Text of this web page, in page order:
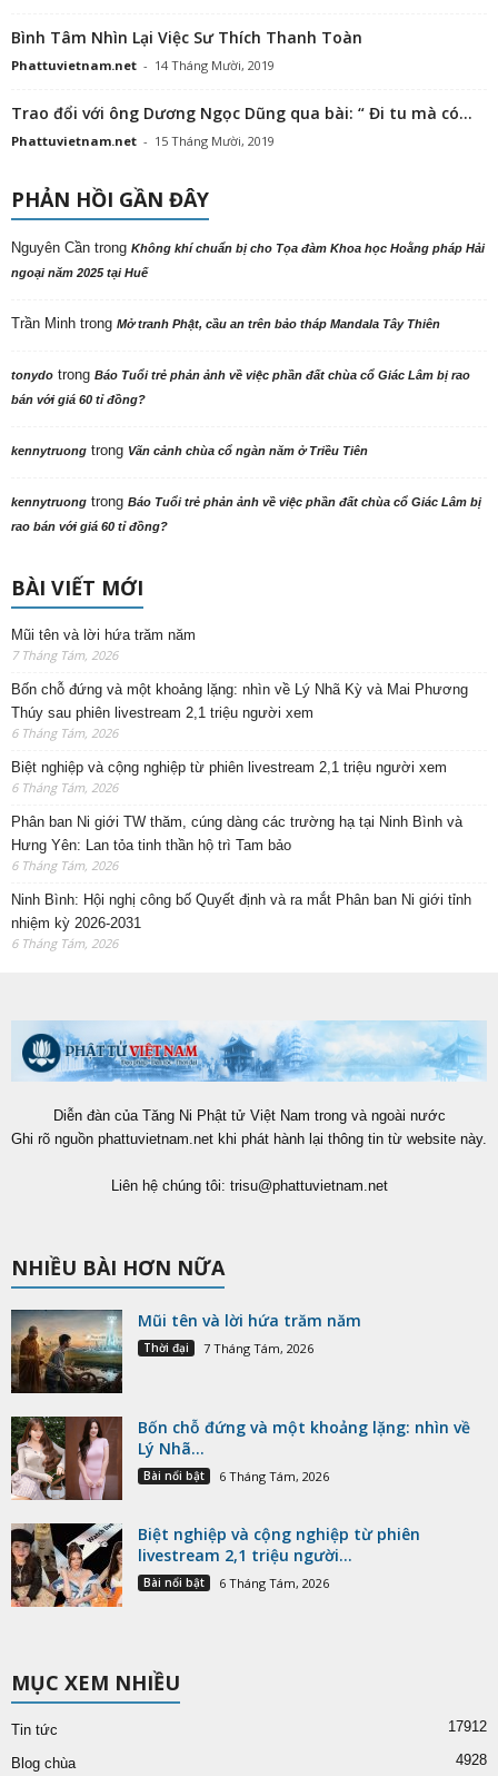
Bình Tâm Nhìn Lại Việc Sư Thích Thanh Toàn
Phattuvietnam.net - 14 Tháng Mười, 2019
Trao đổi với ông Dương Ngọc Dũng qua bài: “ Đi tu mà có...
Phattuvietnam.net - 15 Tháng Mười, 2019
PHẢN HỒI GẦN ĐÂY
Nguyên Cần trong Không khí chuẩn bị cho Tọa đàm Khoa học Hoằng pháp Hải
ngoại năm 2025 tại Huế
Trần Minh trong Mở tranh Phật, cầu an trên bảo tháp Mandala Tây Thiên
tonydo trong Báo Tuổi trẻ phản ảnh về việc phần đất chùa cổ Giác Lâm bị rao
bán với giá 60 tỉ đồng?
kennytruong trong Vãn cảnh chùa cổ ngàn năm ở Triều Tiên
kennytruong trong Báo Tuổi trẻ phản ảnh về việc phần đất chùa cổ Giác Lâm bị
rao bán với giá 60 tỉ đồng?
BÀI VIẾT MỚI
Mũi tên và lời hứa trăm năm
7 Tháng Tám, 2026
Bốn chỗ đứng và một khoảng lặng: nhìn về Lý Nhã Kỳ và Mai Phương
Thúy sau phiên livestream 2,1 triệu người xem
6 Tháng Tám, 2026
Biệt nghiệp và cộng nghiệp từ phiên livestream 2,1 triệu người xem
6 Tháng Tám, 2026
Phân ban Ni giới TW thăm, cúng dàng các trường hạ tại Ninh Bình và
Hưng Yên: Lan tỏa tinh thần hộ trì Tam bảo
6 Tháng Tám, 2026
Ninh Bình: Hội nghị công bố Quyết định và ra mắt Phân ban Ni giới tỉnh
nhiệm kỳ 2026-2031
6 Tháng Tám, 2026
Diễn đàn của Tăng Ni Phật tử Việt Nam trong và ngoài nước
Ghi rõ nguồn phattuvietnam.net khi phát hành lại thông tin từ website này.
Liên hệ chúng tôi: trisu@phattuvietnam.net
NHIỀU BÀI HƠN NỮA
Mũi tên và lời hứa trăm năm
Thời đại 7 Tháng Tám, 2026
Bốn chỗ đứng và một khoảng lặng: nhìn về
Lý Nhã...
Bài nổi bật 6 Tháng Tám, 2026
Biệt nghiệp và cộng nghiệp từ phiên
livestream 2,1 triệu người...
Bài nổi bật 6 Tháng Tám, 2026
MỤC XEM NHIỀU
Tin tức 17912
Blog chùa 4928